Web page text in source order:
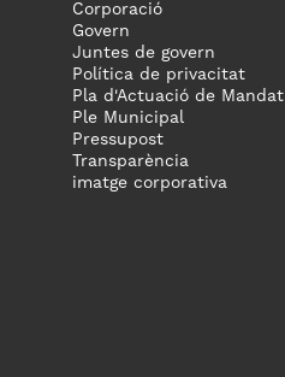
Corporació
Govern
Juntes de govern
Política de privacitat
Pla d'Actuació de Mandat
Ple Municipal
Pressupost
Transparència
imatge corporativa